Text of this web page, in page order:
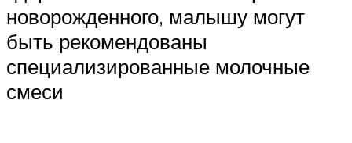
новорожденного, малышу могут
быть рекомендованы
специализированные молочные
смеси